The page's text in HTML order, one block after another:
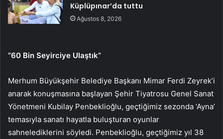
Küplüpınar’da tuttu
Ağustos 8, 2026
“60 Bin Seyirciye Ulaştık”
Merhum Büyükşehir Belediye Başkanı Mimar Ferdi Zeyrek’i
anarak konuşmasına başlayan Şehir Tiyatrosu Genel Sanat
Yönetmeni Kubilay Penbeklioğlu, geçtiğimiz sezonda ‘Ayna’
temasıyla sanatı hayatla buluşturan oyunlar
sahnelediklerini söyledi. Penbeklioğlu, geçtiğimiz yıl 38